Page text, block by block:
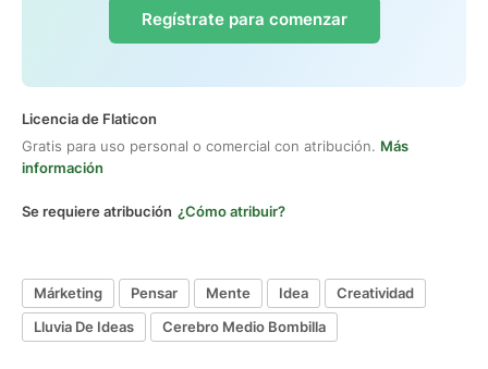
Regístrate para comenzar
Licencia de Flaticon
Gratis para uso personal o comercial con atribución. Más
información
Se requiere atribución ¿Cómo atribuir?
Márketing Pensar Mente Idea
Creatividad
Lluvia De Ideas
Cerebro Medio Bombilla